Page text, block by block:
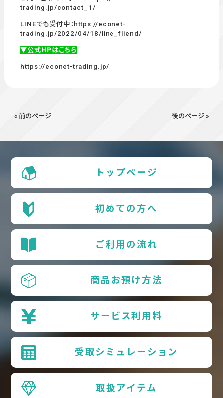
trading.jp/contact_1/
LINEでも受付中： https://econet-
trading.jp/2022/04/18/line_fliend/
▼公式HPはこちら
https://econet-trading.jp/
« 前のページ 後のページ »
トップページ
初めての方へ
ご利用の流れ
商品お預け方法
サービス利用料
受取シミュレーション
取扱アイテム